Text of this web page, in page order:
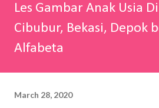
Les Gambar Anak Usia
Cibubur, Bekasi, Depok
Alfabeta
March 28, 2020